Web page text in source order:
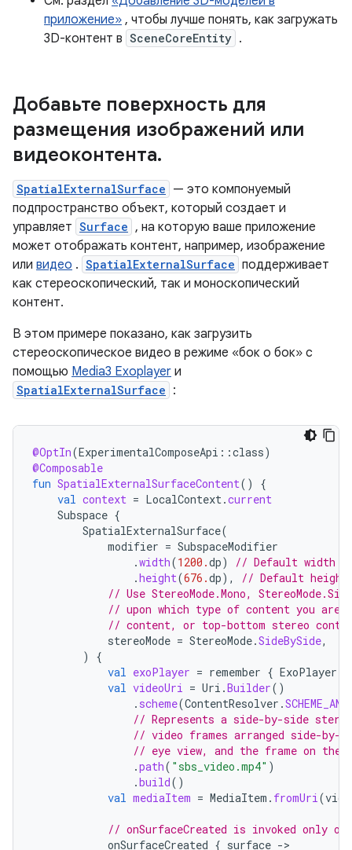
приложение» , чтобы лучше понять, как загружать
3D-контент в SceneCoreEntity .
Добавьте поверхность для
размещения изображений или
видеоконтента.
SpatialExternalSurface — это компонуемый
подпространство объект, который создает и
управляет Surface , на которую ваше приложение
может отображать контент, например, изображение
или видео . SpatialExternalSurface поддерживает
как стереоскопический, так и моноскопический
контент.
В этом примере показано, как загрузить
стереоскопическое видео в режиме «бок о бок» с
помощью Media3 Exoplayer и
SpatialExternalSurface :
@OptIn(ExperimentalComposeApi ::class)
@Composable
fun SpatialExternalSurfaceContent()
{
val context = LocalContext .current
Subspace {
SpatialExternalSurface(
modifier = SubspaceModifier
.width(1200.dp)
// Default width
.height(676.dp),
// Default
// Use StereoMode.Mono,
// upon which type of content you are
// content, or top-bottom stereo
stereoMode = StereoMode.SideBySide,
)
{
val exoPlayer = remember { ExoPlayer
val videoUri = Uri .Builder()
. scheme(ContentResolver .
// Represents a side-by-side
// video frames arranged side-
// eye view, and the frame on
.path( "sbs_video.mp4" )
.build()
val mediaItem = MediaItem . fromUri (
// onSurfaceCreated is invoked only
onSurfaceCreated { surface -